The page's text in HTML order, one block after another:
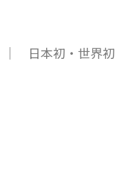
日本初・世界初